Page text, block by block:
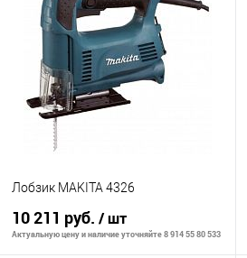
Лобзик MAKITA 4326
10 211 руб. / шт
Актуальную цену и наличие уточняйте 8 914 55 80 533